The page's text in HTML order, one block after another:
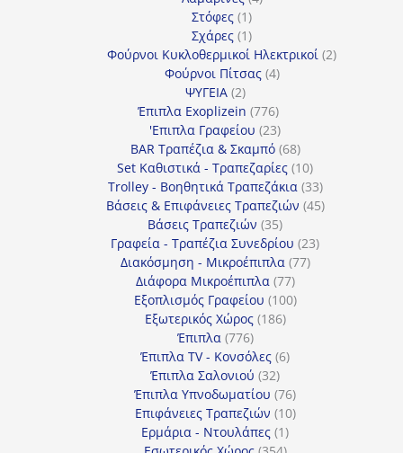
Στόφες 11
προϊόν
Σχάρες 11
προϊόν
Φούρνοι Κυκλοθερμικοί Ηλεκτρικοί 22
Φούρνοι Πίτσας 44
ΨΥΓΕΙΑ 22
προϊόντα
Έπιπλα Exoplizein 776776
προϊόντα
'Επιπλα Γραφείου 2323
προϊόντα
BAR Τραπέζια & Σκαμπό 6868
προϊόντα
Set Καθιστικά - Τραπεζαρίες 1010
προϊόντα
Trolley - Βοηθητικά Τραπεζάκια 3333
προϊόντα
Βάσεις & Επιφάνειες Τραπεζιών 4545
Βάσεις Τραπεζιών 3535
προϊόντα
Γραφεία - Τραπέζια Συνεδρίου 2323
Διακόσμηση - Μικροέπιπλα 7777
Διάφορα Μικροέπιπλα 7777
προϊόντα
Εξοπλισμός Γραφείου 100100
Εξωτερικός Χώρος 186186
Έπιπλα 776776
προϊόντα
Έπιπλα TV - Κονσόλες 66
Έπιπλα Σαλονιού 3232
προϊόντα
Έπιπλα Υπνοδωματίου 7676
προϊόντα
Επιφάνειες Τραπεζιών 1010
Ερμάρια - Ντουλάπες 11
προϊόν
354